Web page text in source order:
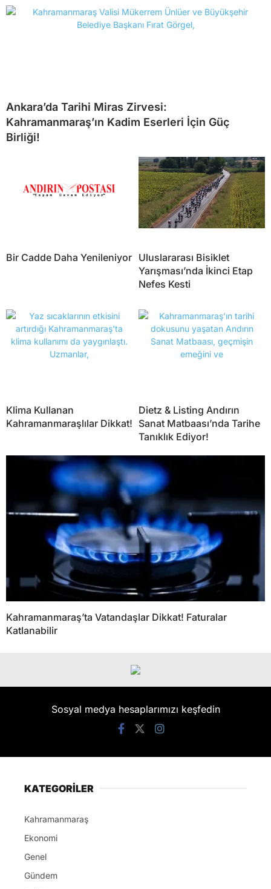
Ankara’da Tarihi Miras Zirvesi:
Kahramanmaraş’ın Kadim Eserleri İçin Güç
Birliği!
Bir Cadde Daha Yenileniyor Uluslararası Bisiklet
Yarışması’nda İkinci Etap
Nefes Kesti
Klima Kullanan
Kahramanmaraşlılar Dikkat!
Dietz & Listing Andırın
Sanat Matbaası’nda Tarihe
Tanıklık Ediyor!
Kahramanmaraş’ta Vatandaşlar Dikkat! Faturalar
Katlanabilir
Sosyal medya hesaplarımızı keşfedin
KATEGORİLER
Kahramanmaraş
Ekonomi
Genel
Gündem